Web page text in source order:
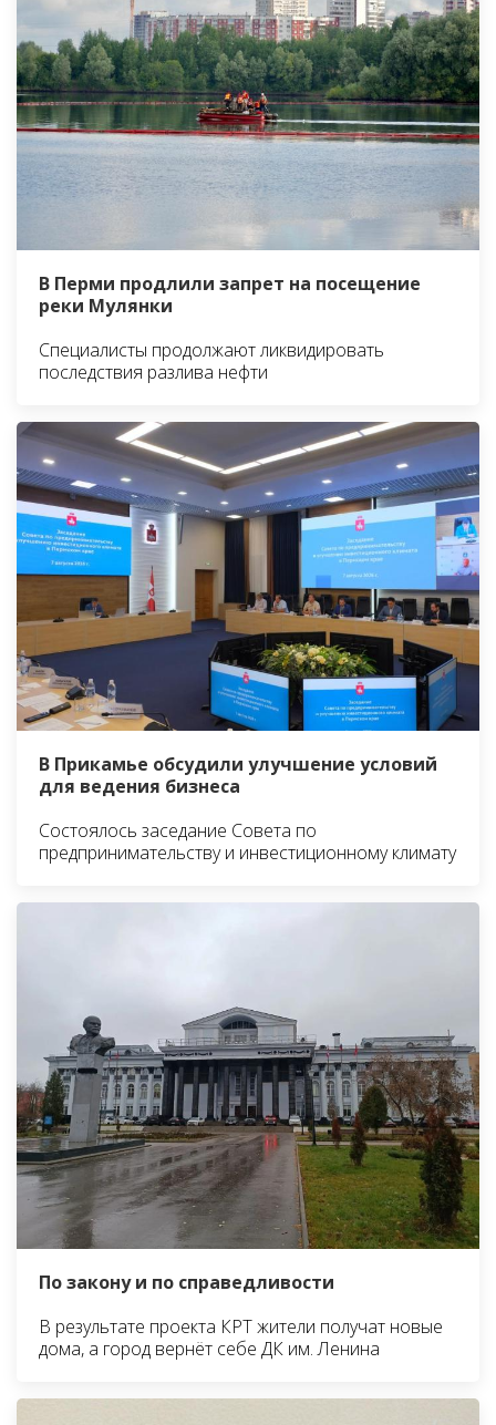
В Перми продлили запрет на посещение
реки Мулянки
Специалисты продолжают ликвидировать
последствия разлива нефти
В Прикамье обсудили улучшение условий
для ведения бизнеса
Состоялось заседание Совета по
предпринимательству и инвестиционному климату
По закону и по справедливости
В результате проекта КРТ жители получат новые
дома, а город вернёт себе ДК им. Ленина